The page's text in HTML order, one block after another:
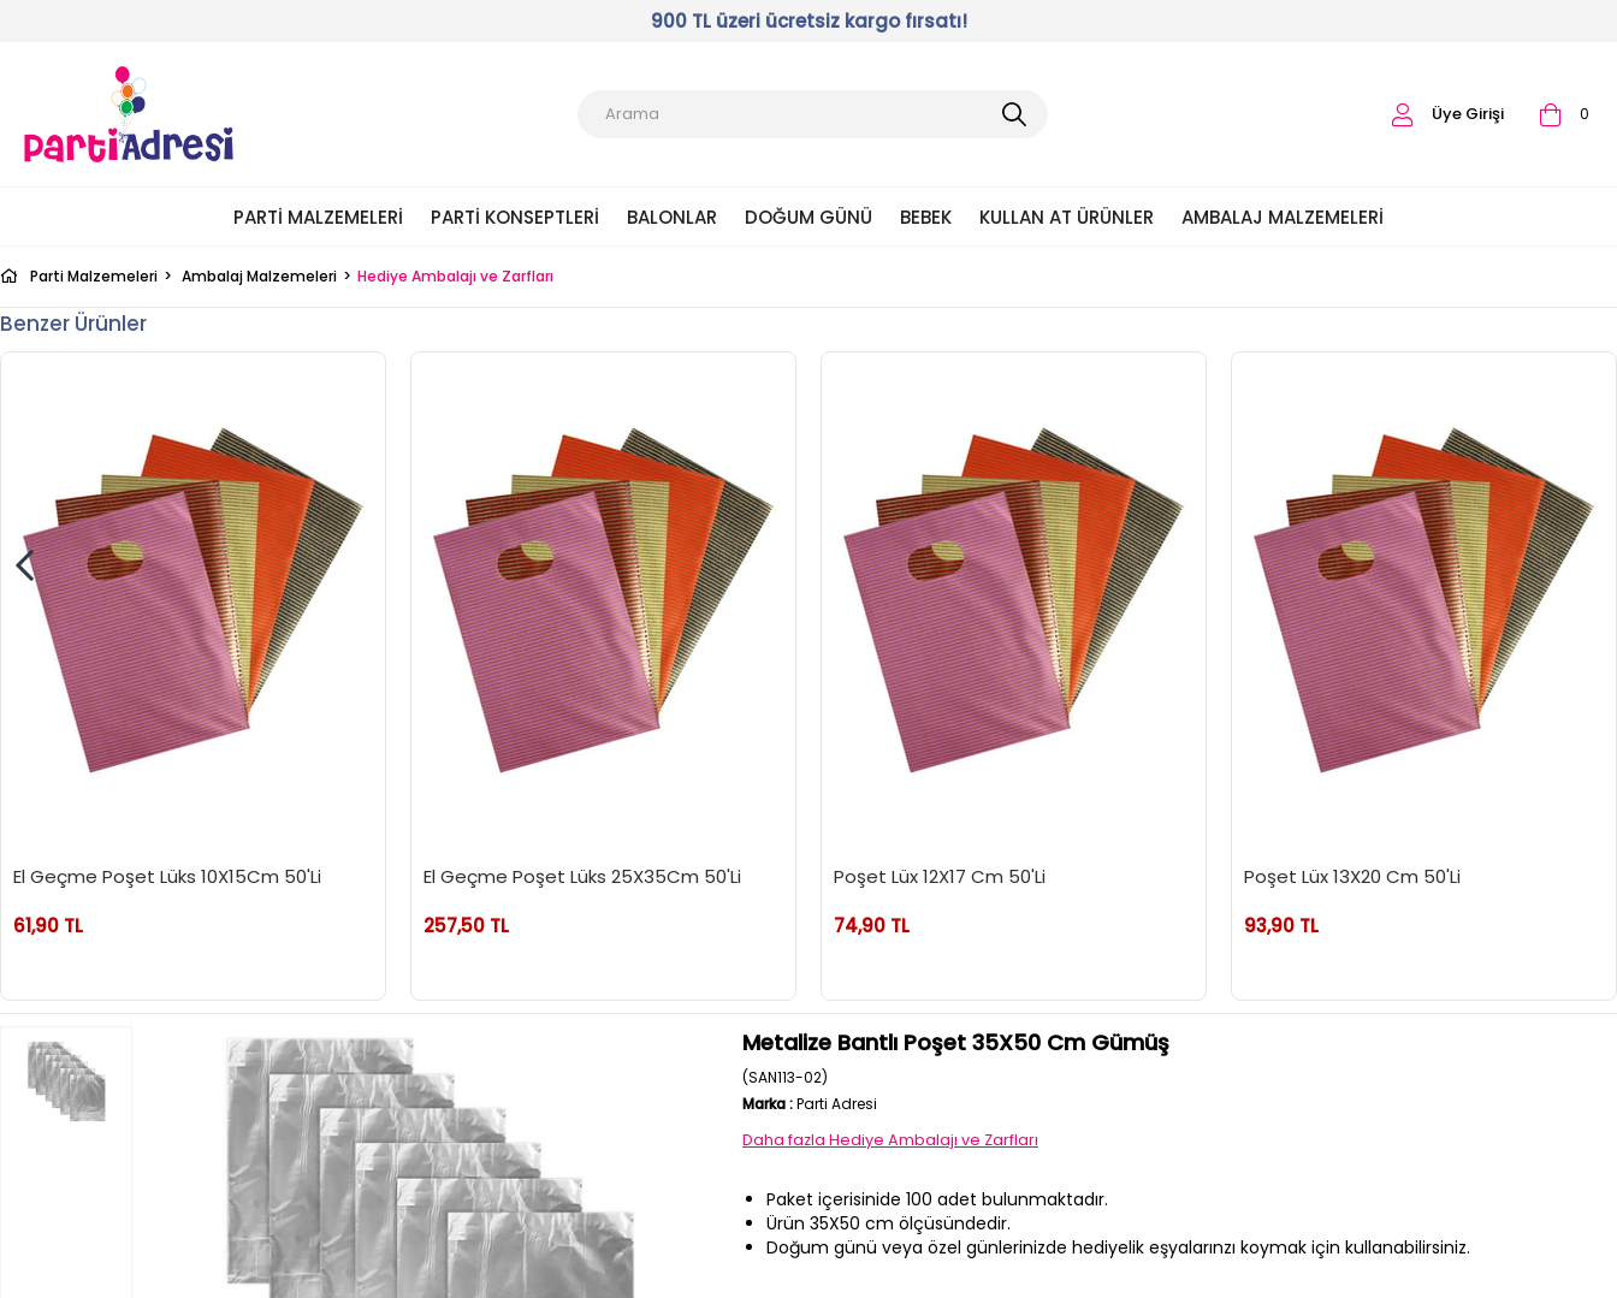
900 TL üzeri ücretsiz kargo fırsatı!
0
Üye Girişi
PARTI MALZEMELERI PARTI KONSEPTLERI BALONLAR DOĞUM GÜNÜ BEBEK KULLAN AT ÜRÜNLER AMBALAJ MALZEMELERI
Parti Malzemeleri Ambalaj Malzemeleri Hediye Ambalajı ve Zarfları
Benzer Ürünler
El Geçme Poşet Lüks 10X15Cm 50'Li
61,90 TL
El Geçme Poşet Lüks 25X35Cm 50'Li
257,50 TL
Poşet Lüx 12X17 Cm 50'Li
74,90 TL
Poşet Lüx 13X20 Cm 50'Li
93,90 TL
Metalize Bantlı Poşet 35X50 Cm Gümüş
(SAN113-02)
Marka:Parti Adresi
Daha fazla Hediye Ambalajı ve Zarfları
Paket içerisinide 100 adet bulunmaktadır.
Ürün 35X50 cm ölçüsündedir.
Doğum günü veya özel günlerinizde hediyelik eşyalarınzı koymak için kullanabilirsiniz.